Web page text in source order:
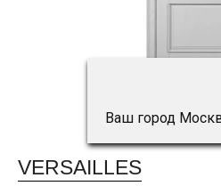
Ваш город
VERSAILLES